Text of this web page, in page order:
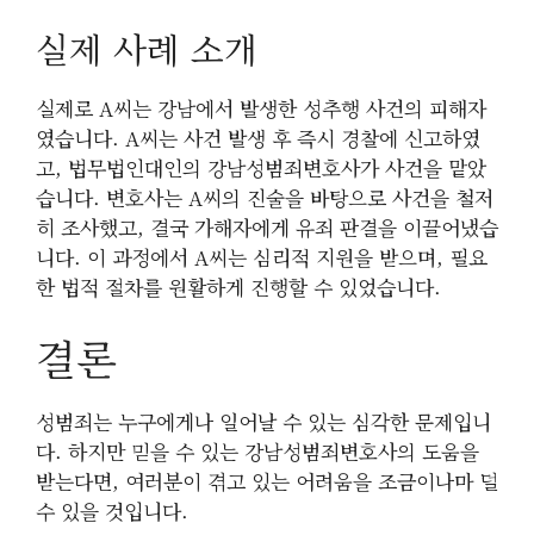
실제 사례 소개
실제로 A씨는 강남에서 발생한 성추행 사건의 피해자
였습니다. A씨는 사건 발생 후 즉시 경찰에 신고하였
고, 법무법인대인의 강남성범죄변호사가 사건을 맡았
습니다. 변호사는 A씨의 진술을 바탕으로 사건을 철저
히 조사했고, 결국 가해자에게 유죄 판결을 이끌어냈습
니다. 이 과정에서 A씨는 심리적 지원을 받으며, 필요
한 법적 절차를 원활하게 진행할 수 있었습니다.
결론
성범죄는 누구에게나 일어날 수 있는 심각한 문제입니
다. 하지만 믿을 수 있는 강남성범죄변호사의 도움을
받는다면, 여러분이 겪고 있는 어려움을 조금이나마 덜
수 있을 것입니다.